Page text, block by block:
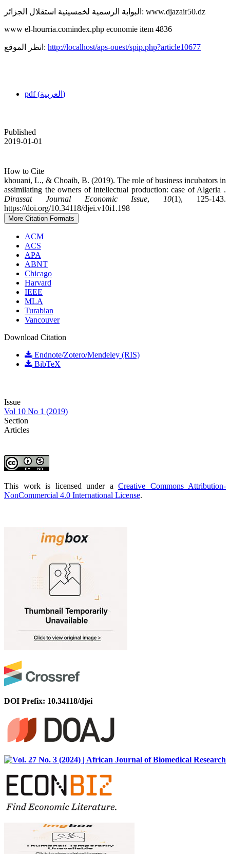
البوابة الرسمية لخمسينية استقلال الجزائر: www.djazair50.dz
www el-hourria.comindex.php economie item 4836
انظر الموقع: http://localhost/aps-ouest/spip.php?article10677
pdf (العربية)
Published
2019-01-01
How to Cite
khouani, L., & Choaib, B. (2019). The role of business incubators in
assimilating the owners of intellectual production: case of Algeria .
Dirassat Journal Economic Issue, 10(1), 125-143.
https://doi.org/10.34118/djei.v10i1.198
More Citation Formats
ACM
ACS
APA
ABNT
Chicago
Harvard
IEEE
MLA
Turabian
Vancouver
Download Citation
Endnote/Zotero/Mendeley (RIS)
BibTeX
Issue
Vol 10 No 1 (2019)
Section
Articles
This work is licensed under a Creative Commons Attribution-
NonCommercial 4.0 International License.
DOI Prefix: 10.34118/djei